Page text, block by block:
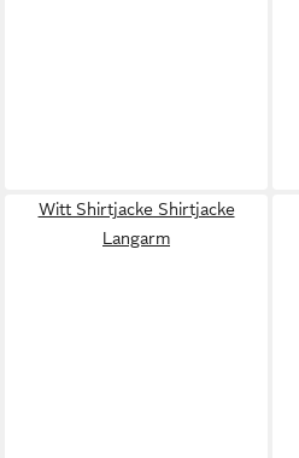
Witt Shirtjacke Shirtjacke
Langarm